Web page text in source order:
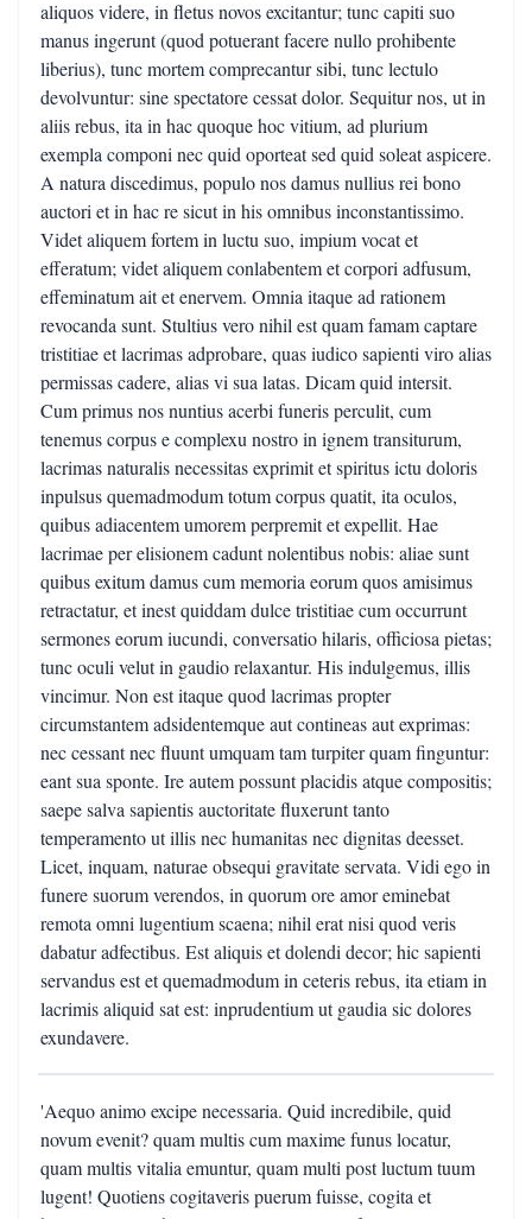
aliquos videre, in fletus novos excitantur; tunc capiti suo
manus ingerunt (quod potuerant facere nullo prohibente
liberius), tunc mortem comprecantur sibi, tunc lectulo
devolvuntur: sine spectatore cessat dolor. Sequitur nos, ut in
aliis rebus, ita in hac quoque hoc vitium, ad plurium
exempla componi nec quid oporteat sed quid soleat aspicere.
A natura discedimus, populo nos damus nullius rei bono
auctori et in hac re sicut in his omnibus inconstantissimo.
Videt aliquem fortem in luctu suo, impium vocat et
efferatum; videt aliquem conlabentem et corpori adfusum,
effeminatum ait et enervem. Omnia itaque ad rationem
revocanda sunt. Stultius vero nihil est quam famam captare
tristitiae et lacrimas adprobare, quas iudico sapienti viro alias
permissas cadere, alias vi sua latas. Dicam quid intersit.
Cum primus nos nuntius acerbi funeris perculit, cum
tenemus corpus e complexu nostro in ignem transiturum,
lacrimas naturalis necessitas exprimit et spiritus ictu doloris
inpulsus quemadmodum totum corpus quatit, ita oculos,
quibus adiacentem umorem perpremit et expellit. Hae
lacrimae per elisionem cadunt nolentibus nobis: aliae sunt
quibus exitum damus cum memoria eorum quos amisimus
retractatur, et inest quiddam dulce tristitiae cum occurrunt
sermones eorum iucundi, conversatio hilaris, officiosa pietas;
tunc oculi velut in gaudio relaxantur. His indulgemus, illis
vincimur. Non est itaque quod lacrimas propter
circumstantem adsidentemque aut contineas aut exprimas:
nec cessant nec fluunt umquam tam turpiter quam finguntur:
eant sua sponte. Ire autem possunt placidis atque compositis;
saepe salva sapientis auctoritate fluxerunt tanto
temperamento ut illis nec humanitas nec dignitas deesset.
Licet, inquam, naturae obsequi gravitate servata. Vidi ego in
funere suorum verendos, in quorum ore amor eminebat
remota omni lugentium scaena; nihil erat nisi quod veris
dabatur adfectibus. Est aliquis et dolendi decor; hic sapienti
servandus est et quemadmodum in ceteris rebus, ita etiam in
lacrimis aliquid sat est: inprudentium ut gaudia sic dolores
exundavere.
'Aequo animo excipe necessaria. Quid incredibile, quid
novum evenit? quam multis cum maxime funus locatur,
quam multis vitalia emuntur, quam multi post luctum tuum
lugent! Quotiens cogitaveris puerum fuisse, cogita et